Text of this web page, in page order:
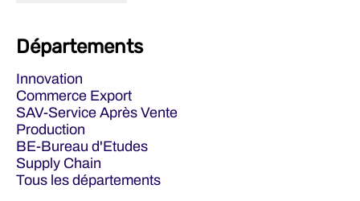
Départements
Innovation
Commerce Export
SAV-Service Après Vente
Production
BE-Bureau d'Etudes
Supply Chain
Tous les départements